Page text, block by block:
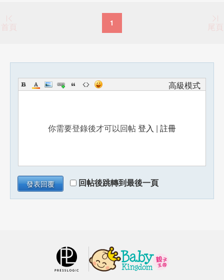
首頁 1 尾頁
高級模式
你需要登錄後才可以回帖登入 | 註冊
發表回覆 回帖後跳轉到最後一頁